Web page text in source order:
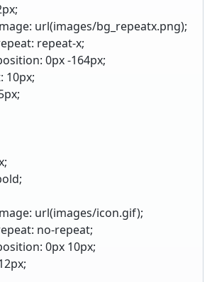
url(images/bg_repeatx.png);
repeat-x;
0px -164px;
10px;
url(images/icon.gif);
no-repeat;
0px 10px;